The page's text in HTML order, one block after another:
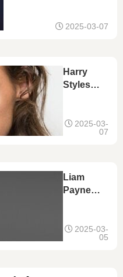
2025-03-07
Harry
Stylesが
場！2025-03-
07
Liam
Payneの
イレス」
2025-03-
05